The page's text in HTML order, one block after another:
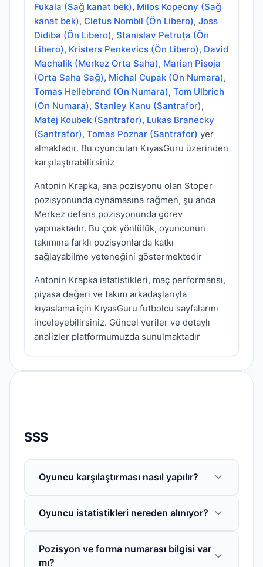
Fukala (Sağ kanat bek), Milos Kopecny (Sağ
kanat bek), Cletus Nombil (Ön Libero), Joss
Didiba (Ön Libero), Stanislav Petruța (Ön
Libero), Kristers Penkevics (Ön Libero), David
Machalik (Merkez Orta Saha), Marian Pisoja
(Orta Saha Sağ), Michal Cupak (On Numara),
Tomas Hellebrand (On Numara), Tom Ulbrich
(On Numara), Stanley Kanu (Santrafor),
Matej Koubek (Santrafor), Lukas Branecky
(Santrafor), Tomas Poznar (Santrafor) yer
almaktadır. Bu oyuncuları KıyasGuru üzerinden
karşılaştırabilirsiniz
Antonin Krapka, ana pozisyonu olan Stoper
pozisyonunda oynamasına rağmen, şu anda
Merkez defans pozisyonunda görev
yapmaktadır. Bu çok yönlülük, oyuncunun
takımına farklı pozisyonlarda katkı
sağlayabilme yeteneğini göstermektedir
Antonin Krapka istatistikleri, maç performansı,
piyasa değeri ve takım arkadaşlarıyla
kıyaslama için KıyasGuru futbolcu sayfalarını
inceleyebilirsiniz. Güncel veriler ve detaylı
analizler platformumuzda sunulmaktadır
SSS
Oyuncu karşılaştırması nasıl yapılır?
butonuna tıklayarak karşılaştırmak
ekleyebilirsiniz. Karşılaştırma sayfasında
pozisyon, kulüp, milliyet, yaş, gol, asist ve
Oyuncu istatistikleri nereden alınıyor?
verileri, federasyon kaynakları ve güvenilir
Pozisyon ve forma numarası bilgisi var
mı?